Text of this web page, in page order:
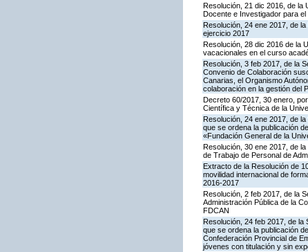
Resolución, 21 dic 2016, de la
Docente e Investigador para
Resolución, 24 ene 2017, de
ejercicio 2017
Resolución, 28 dic 2016 de la
vacacionales en el curso
Resolución, 3 feb 2017, de la
Convenio de Colaboración
Canarias, el Organismo
colaboración en la gestión del
Decreto 60/2017, 30 enero,
Científica y Técnica de la
Resolución, 24 ene 2017, de
que se ordena la publicación
«Fundación General de la
Resolución, 30 ene 2017, de
de Trabajo de Personal de
Extracto de la Resolución de
movilidad internacional de
2016-2017
Resolución, 2 feb 2017, de la
Administración Pública de la
FDCAN
Resolución, 24 feb 2017, de
que se ordena la publicación
Confederación Provincial de
jóvenes con titulación y sin